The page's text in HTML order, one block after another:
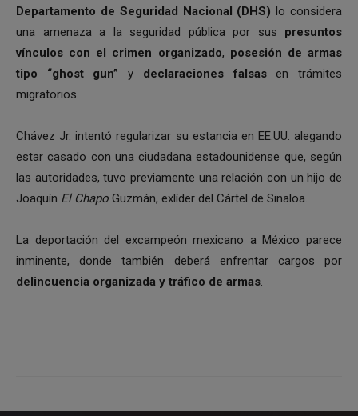
Departamento de Seguridad Nacional (DHS) lo considera
una amenaza a la seguridad pública por sus presuntos
vínculos con el crimen organizado, posesión de armas
tipo “ghost gun” y declaraciones falsasen trámites
migratorios.
Chávez Jr. intentó regularizar su estancia en EE.UU. alegando
estar casado con una ciudadana estadounidense que, según
las autoridades, tuvo previamente una relación con un hijo de
Joaquín El Chapo Guzmán, exlíder del Cártel de Sinaloa.
La deportación del excampeón mexicano a México parece
inminente, donde también deberá enfrentar cargos por
delincuencia organizada y tráfico de armas.